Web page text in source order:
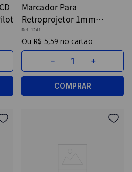
Marcador Para
Retroprojetor 1mm
Marrom - Pilot
Ref. 1241
R$ 5,59
＋
－
COMPRAR